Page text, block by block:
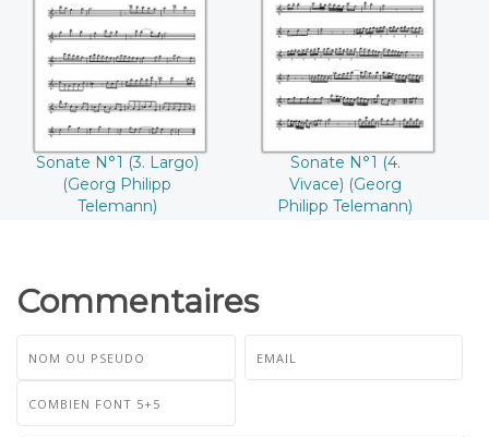
Largo) ((Georg
Philipp Telemann))
Sonate N°1 (3. Largo)
(Georg Philipp
Telemann)
Vivace) ((Georg
Philipp Telemann))
Sonate N°1 (4.
Vivace) (Georg
Philipp Telemann)
Commentaires